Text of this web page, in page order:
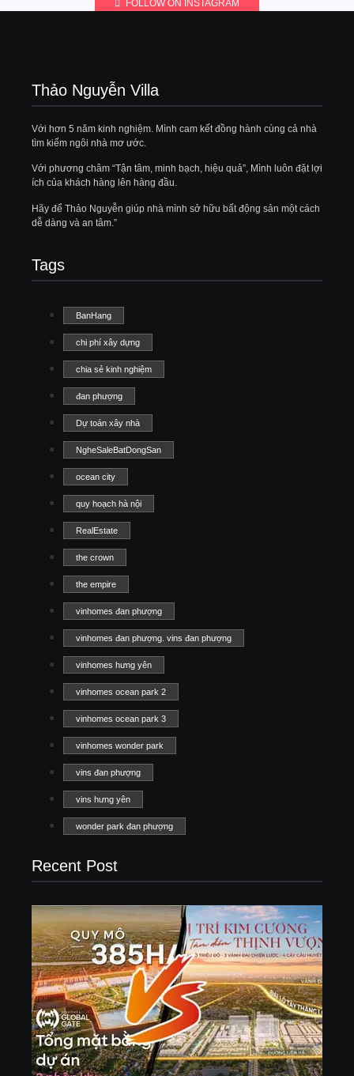
FOLLOW ON INSTAGRAM
Thảo Nguyễn Villa
Với hơn 5 năm kinh nghiệm. Mình cam kết đồng hành cùng cả nhà
tìm kiếm ngôi nhà mơ ước.
Với phương châm “Tận tâm, minh bạch, hiệu quả”, Mình luôn đặt lợi
ích của khách hàng lên hàng đầu.
Hãy để Thảo Nguyễn giúp nhà mình sở hữu bất động sản một cách
dễ dàng và an tâm.”
Tags
BanHang
chi phí xây dựng
chia sẻ kinh nghiệm
đan phượng
Dự toán xây nhà
NgheSaleBatDongSan
ocean city
quy hoạch hà nội
RealEstate
the crown
the empire
vinhomes đan phượng
vinhomes đan phượng. vins đan phượng
vinhomes hưng yên
vinhomes ocean park 2
vinhomes ocean park 3
vinhomes wonder park
vins đan phượng
vins hưng yên
wonder park đan phượng
Recent Post